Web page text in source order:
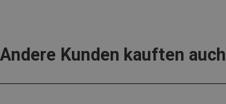
Andere Kunden kauften auch